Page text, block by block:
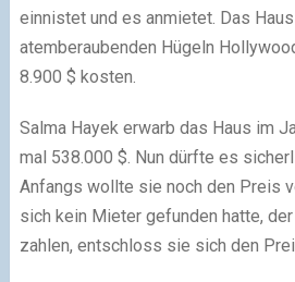
einnistet und es anmietet. Das
atemberaubenden Hügeln
8.900 $ kosten.
Salma Hayek erwarb das Haus im
mal 538.000 $. Nun dürfte es
Anfangs wollte sie noch den Preis
sich kein Mieter gefunden hatte,
zahlen, entschloss sie sich den